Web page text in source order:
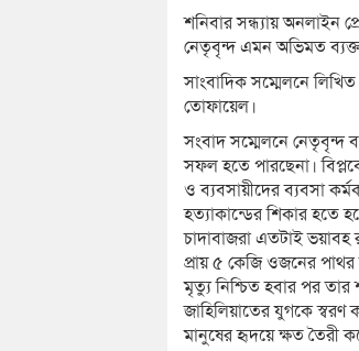
শনিবার সন্ধ্যায় অনলাইন
নেতৃবৃন্দ এমন অভিমত
সাংবাদিক সম্মেলনে
তোফায়েল।
সংবাদ সম্মেলনে নেতৃবৃন্দ
সফল হতে পারছেনা।
ও ব্যবসায়ীদের ব্যবসা
হত্যাকান্ডের শিকার হতে
চাদাবাজরা এতটাই ভয়াবহ
প্রায় ৫ কেজি ওজনের
মৃত্যু নিশ্চিত হবার পর
জাহিলিয়াতের যুগকে স্বরণ
মানুষের হৃদয়ে ক্ষত তৈরী